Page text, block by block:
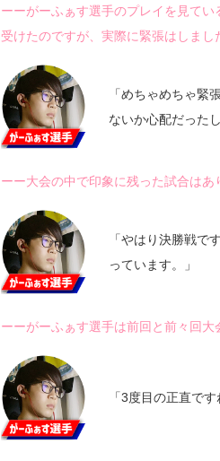
ーーがーふぁす選手のプレイを見て
受けたのですが、実際に緊張はしまし
「めちゃめちゃ緊
ないか心配だった
ーー大会の中で印象に残った試合はあ
「やはり決勝戦で
っています。」
ーーがーふぁす選手は前回と前々回大
「3度目の正直です